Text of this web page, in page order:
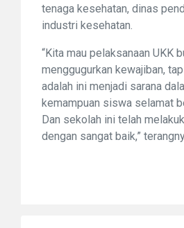
tenaga kesehatan, dinas
industri kesehatan.
“Kita mau pelaksanaan UKK
menggugurkan kewajiban,
adalah ini menjadi sarana
kemampuan siswa selamat
Dan sekolah ini telah
dengan sangat baik,”